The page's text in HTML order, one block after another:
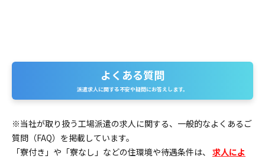
よくある質問
派遣求人に関する不安や疑問にお答えします。
※当社が取り扱う工場派遣の求人に関する、一般的なよくあるご
質問（FAQ）を掲載しています。
「寮付き」や「寮なし」などの住環境や待遇条件は、 求人によ